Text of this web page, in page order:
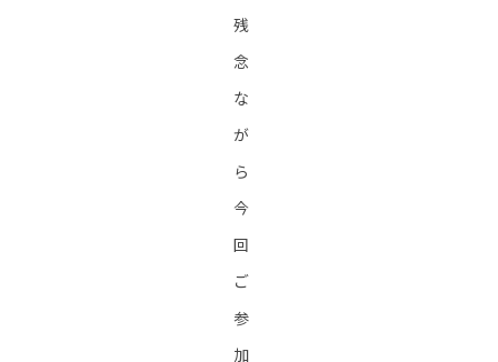
残
念
な
が
ら
今
回
ご
参
加